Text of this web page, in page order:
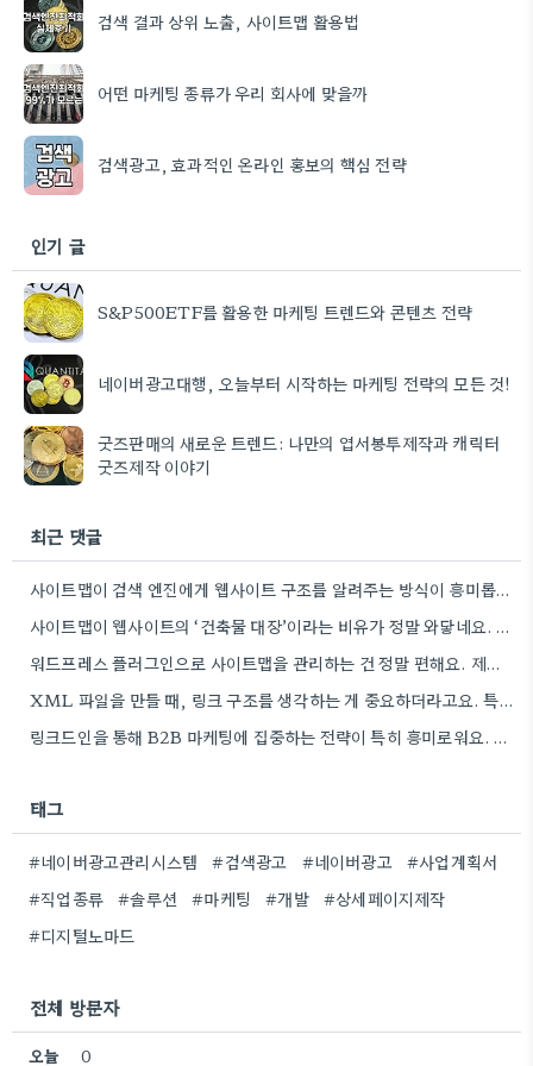
검색 결과 상위 노출, 사이트맵 활용법
어떤 마케팅 종류가 우리 회사에 맞을까
검색광고, 효과적인 온라인 홍보의 핵심 전략
인기 글
S&P500ETF를 활용한 마케팅 트렌드와 콘텐츠 전략
네이버광고대행, 오늘부터 시작하는 마케팅 전략의 모든 것!
굿즈판매의 새로운 트렌드: 나만의 엽서봉투제작과 캐릭터
굿즈제작 이야기
최근 댓글
사이트맵이 검색 엔진에게 웹사이트 구조를 알려주는 방식이 흥미롭네요. 특히, CMS 플러그인을 통해 자동으로 관리하는 부분은…
사이트맵이 웹사이트의 ‘건축물 대장’이라는 비유가 정말 와닿네요. 구조화된 정보 제공이 SEO에 얼마나 중요한지 다시 한번…
워드프레스 플러그인으로 사이트맵을 관리하는 건 정말 편해요. 제가 Rank Math를 사용하는데, 페이지 변경 후 자동으로…
XML 파일을 만들 때, 링크 구조를 생각하는 게 중요하더라고요. 특히 페이지 간 연결을 잘 짜는…
링크드인을 통해 B2B 마케팅에 집중하는 전략이 특히 흥미로워요. 저희 회사도 유사한 솔루션을 제공하다 보니, 네트워크…
태그
#네이버광고관리시스템 #검색광고 #네이버광고
#사업계획서
#직업종류
#솔루션 #마케팅 #개발
#상세페이지제작
#디지털노마드
전체 방문자
오늘 0